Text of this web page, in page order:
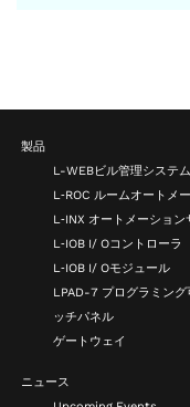
製品
L-WEBビル管理システム
L‑ROC ルームオートメ
L‑INX オートメーション
L‑IOB I/ Oコントローラ
L‑IOB I/ Oモジュール
LPAD-7 プログラミング
ッチパネル
ゲートウェイ
ニュース